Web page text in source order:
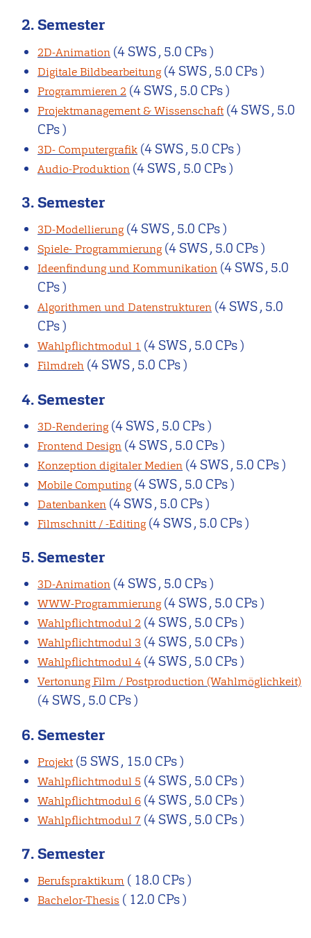
2. Semester
2D-Animation (4 SWS , 5.0 CPs )
Digitale Bildbearbeitung (4 SWS , 5.0 CPs )
Programmieren 2 (4 SWS , 5.0 CPs )
Projektmanagement & Wissenschaft (4 SWS , 5.0
CPs )
3D- Computergrafik (4 SWS , 5.0 CPs )
Audio-Produktion (4 SWS , 5.0 CPs )
3. Semester
3D-Modellierung (4 SWS , 5.0 CPs )
Spiele- Programmierung (4 SWS , 5.0 CPs )
Ideenfindung und Kommunikation (4 SWS , 5.0
CPs )
Algorithmen und Datenstrukturen (4 SWS , 5.0
CPs )
Wahlpflichtmodul 1 (4 SWS , 5.0 CPs )
Filmdreh (4 SWS , 5.0 CPs )
4. Semester
3D-Rendering (4 SWS , 5.0 CPs )
Frontend Design (4 SWS , 5.0 CPs )
Konzeption digitaler Medien (4 SWS , 5.0 CPs )
Mobile Computing (4 SWS , 5.0 CPs )
Datenbanken (4 SWS , 5.0 CPs )
Filmschnitt / -Editing (4 SWS , 5.0 CPs )
5. Semester
3D-Animation (4 SWS , 5.0 CPs )
WWW-Programmierung (4 SWS , 5.0 CPs )
Wahlpflichtmodul 2 (4 SWS , 5.0 CPs )
Wahlpflichtmodul 3 (4 SWS , 5.0 CPs )
Wahlpflichtmodul 4 (4 SWS , 5.0 CPs )
Vertonung Film / Postproduction (Wahlmöglichkeit)
(4 SWS , 5.0 CPs )
6. Semester
Projekt (5 SWS , 15.0 CPs )
Wahlpflichtmodul 5 (4 SWS , 5.0 CPs )
Wahlpflichtmodul 6 (4 SWS , 5.0 CPs )
Wahlpflichtmodul 7 (4 SWS , 5.0 CPs )
7. Semester
Berufspraktikum ( 18.0 CPs )
Bachelor-Thesis ( 12.0 CPs )